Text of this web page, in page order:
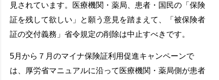
見されています。医療機関・薬局、患者・国民の「保険
証を残して欲しい」と願う意見を踏まえて、「被保険者
証の交付義務」省令規定の削除は中止すべきです。
5月から７月のマイナ保険証利用促進キャンペーンで
は、厚労省マニュアルに沿って医療機関・薬局側が患者